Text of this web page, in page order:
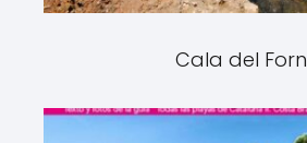
Cala del Forn